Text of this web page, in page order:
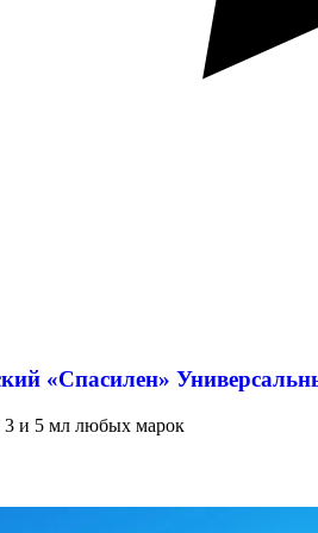
«Спасилен»
и 5 мл любых марок